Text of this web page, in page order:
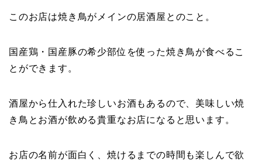
このお店は焼き鳥がメインの居酒屋とのこと。
国産鶏・国産豚の希少部位を使った焼き鳥が食べるこ
とができます。
酒屋から仕入れた珍しいお酒もあるので、美味しい焼
き鳥とお酒が飲める貴重なお店になると思います。
お店の名前が面白く、焼けるまでの時間も楽しんで欲